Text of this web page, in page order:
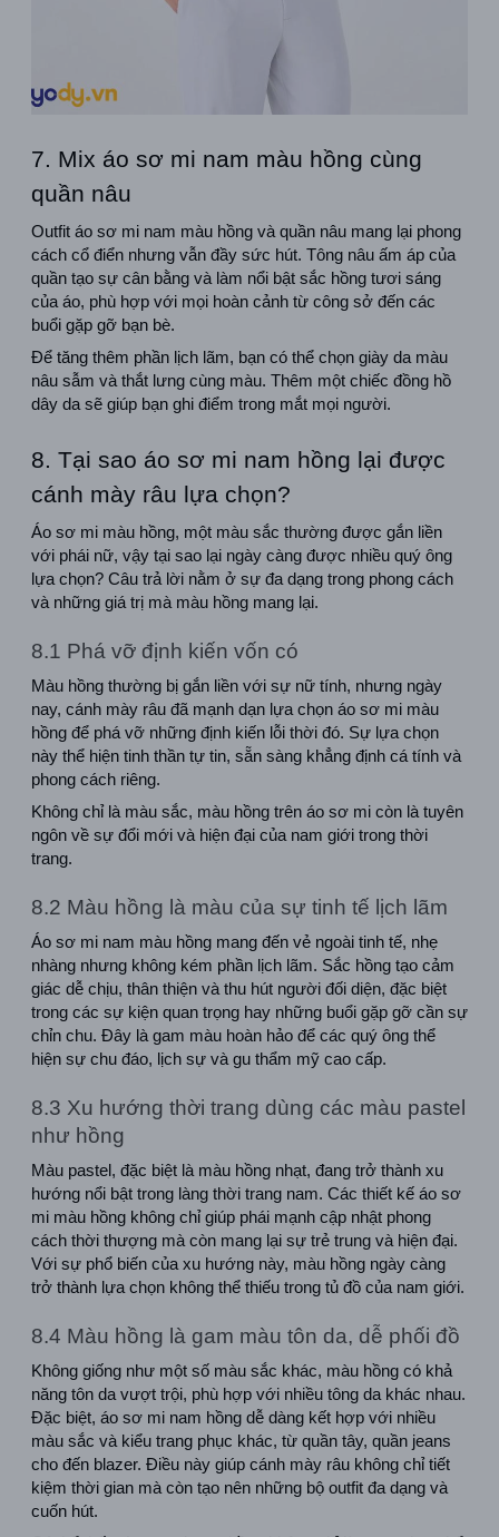
7. Mix áo sơ mi nam màu hồng cùng
quần nâu
Outfit áo sơ mi nam màu hồng và quần nâu mang lại phong
cách cổ điển nhưng vẫn đầy sức hút. Tông nâu ấm áp của
quần tạo sự cân bằng và làm nổi bật sắc hồng tươi sáng
của áo, phù hợp với mọi hoàn cảnh từ công sở đến các
buổi gặp gỡ bạn bè.
Để tăng thêm phần lịch lãm, bạn có thể chọn giày da màu
nâu sẫm và thắt lưng cùng màu. Thêm một chiếc đồng hồ
dây da sẽ giúp bạn ghi điểm trong mắt mọi người.
8. Tại sao áo sơ mi nam hồng lại được
cánh mày râu lựa chọn?
Áo sơ mi màu hồng, một màu sắc thường được gắn liền
với phái nữ, vậy tại sao lại ngày càng được nhiều quý ông
lựa chọn? Câu trả lời nằm ở sự đa dạng trong phong cách
và những giá trị mà màu hồng mang lại.
8.1 Phá vỡ định kiến vốn có
Màu hồng thường bị gắn liền với sự nữ tính, nhưng ngày
nay, cánh mày râu đã mạnh dạn lựa chọn áo sơ mi màu
hồng để phá vỡ những định kiến lỗi thời đó. Sự lựa chọn
này thể hiện tinh thần tự tin, sẵn sàng khẳng định cá tính và
phong cách riêng.
Không chỉ là màu sắc, màu hồng trên áo sơ mi còn là tuyên
ngôn về sự đổi mới và hiện đại của nam giới trong thời
trang.
8.2 Màu hồng là màu của sự tinh tế lịch lãm
Áo sơ mi nam màu hồng mang đến vẻ ngoài tinh tế, nhẹ
nhàng nhưng không kém phần lịch lãm. Sắc hồng tạo cảm
giác dễ chịu, thân thiện và thu hút người đối diện, đặc biệt
trong các sự kiện quan trọng hay những buổi gặp gỡ cần sự
chỉn chu. Đây là gam màu hoàn hảo để các quý ông thể
hiện sự chu đáo, lịch sự và gu thẩm mỹ cao cấp.
8.3 Xu hướng thời trang dùng các màu pastel
như hồng
Màu pastel, đặc biệt là màu hồng nhạt, đang trở thành xu
hướng nổi bật trong làng thời trang nam. Các thiết kế áo sơ
mi màu hồng không chỉ giúp phái mạnh cập nhật phong
cách thời thượng mà còn mang lại sự trẻ trung và hiện đại.
Với sự phổ biến của xu hướng này, màu hồng ngày càng
trở thành lựa chọn không thể thiếu trong tủ đồ của nam giới.
8.4 Màu hồng là gam màu tôn da, dễ phối đồ
Không giống như một số màu sắc khác, màu hồng có khả
năng tôn da vượt trội, phù hợp với nhiều tông da khác nhau.
Đặc biệt, áo sơ mi nam hồng dễ dàng kết hợp với nhiều
màu sắc và kiểu trang phục khác, từ quần tây, quần jeans
cho đến blazer. Điều này giúp cánh mày râu không chỉ tiết
kiệm thời gian mà còn tạo nên những bộ outfit đa dạng và
cuốn hút.